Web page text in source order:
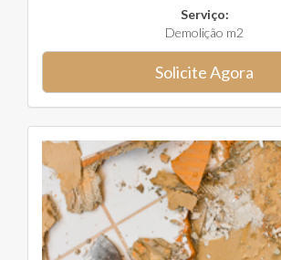
Serviço:
Demolição m2
Solicite Agora